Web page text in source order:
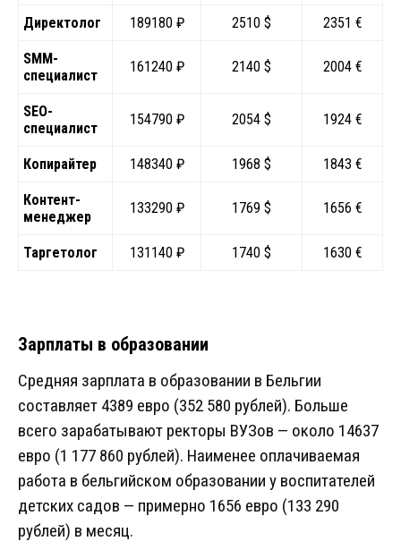
Директолог 189180 ₽ 2510 $ 2351 €
SMM-
специалист
161240 ₽ 2140 $ 2004 €
SEO-
специалист
154790 ₽ 2054 $ 1924 €
Копирайтер 148340 ₽ 1968 $ 1843 €
Контент-
менеджер
133290 ₽ 1769 $ 1656 €
Таргетолог 131140 ₽ 1740 $ 1630 €
Зарплаты в образовании
Средняя зарплата в образовании в Бельгии
составляет 4389 евро (352 580 рублей). Больше
всего зарабатывают ректоры ВУЗов — около 14637
евро (1 177 860 рублей). Наименее оплачиваемая
работа в бельгийском образовании у воспитателей
детских садов — примерно 1656 евро (133 290
рублей) в месяц.